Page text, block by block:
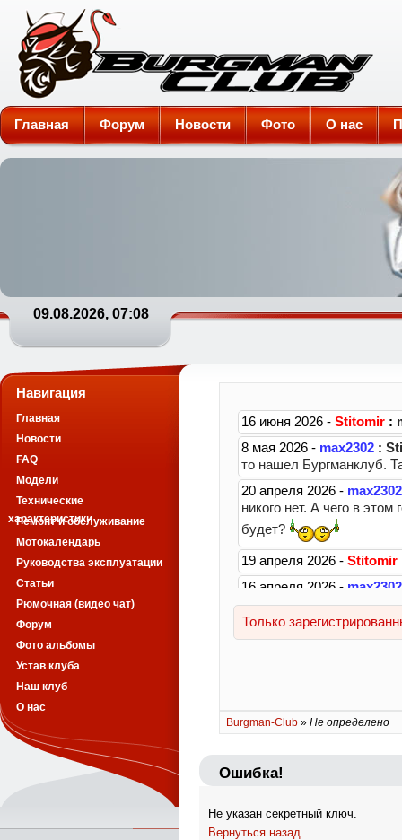
Burgman-Club
Главная Форум Новости Фото О нас
09.08.2026, 07:08
Burgman-Club » Не определено
Ошибка!
Не указан секретный ключ.
Вернуться назад
Навигация
Главная
Новости
FAQ
Модели
Технические
характеристики
Ремонт и обслуживание
Мотокалендарь
Руководства эксплуатации
Статьи
Рюмочная (видео чат)
Форум
Фото альбомы
Устав клуба
Наш клуб
О нас